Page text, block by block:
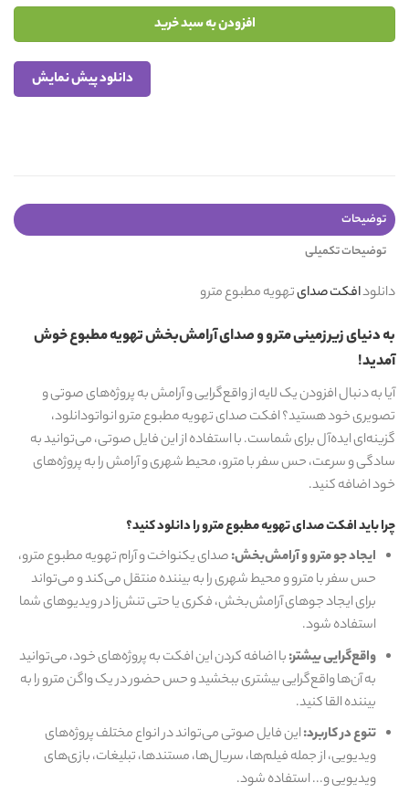
افزودن به سبد خرید
دانلود پیش نمایش
توضیحات
توضیحات تکمیلی
دانلودافکت صدایتهویه مطبوع مترو
به دنیای زیرزمینی مترو و صدای آرامش‌بخش تهویه مطبوع خوش
آمدید!
آیا به دنبال افزودن یک لایه از واقع‌گرایی و آرامش به پروژه‌های صوتی و
تصویری خود هستید؟ افکت صدای تهویه مطبوع مترو انواتودانلود،
گزینه‌ای ایده‌آل برای شماست. با استفاده از این فایل صوتی، می‌توانید به
سادگی و سرعت، حس سفر با مترو، محیط شهری و آرامش را به پروژه‌های
خود اضافه کنید.
چرا باید افکت صدای تهویه مطبوع مترو را دانلود کنید؟
ایجاد جو مترو و آرامش‌بخش:صدای یکنواخت و آرام تهویه مطبوع مترو،
حس سفر با مترو و محیط شهری را به بیننده منتقل می‌کند و می‌تواند
برای ایجاد جوهای آرامش‌بخش، فکری یا حتی تنش‌زا در ویدیوهای شما
استفاده شود.
واقع‌گرایی بیشتر:با اضافه کردن این افکت به پروژه‌های خود، می‌توانید
به آن‌ها واقع‌گرایی بیشتری ببخشید و حس حضور در یک واگن مترو را به
بیننده القا کنید.
تنوع در کاربرد:این فایل صوتی می‌تواند در انواع مختلف پروژه‌های
ویدیویی، از جمله فیلم‌ها، سریال‌ها، مستندها، تبلیغات، بازی‌های
ویدیویی و... استفاده شود.